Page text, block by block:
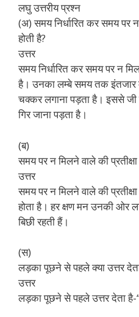
लघु उत्तरीय प्रश्न
(अ) समय निर्धारित कर समय पर
होती है?
उत्तर
समय निर्धारित कर समय पर न
है। उनका लम्बे समय तक इंतजार
चक्कर लगाना पड़ता है। इससे
गिर जाना पड़ता है।
(ब)
समय पर न मिलने वाले की
उत्तर
समय पर न मिलने वाले की
होता है। हर क्षण मन उनकी ओर
बिछी रहती हैं।
(स)
लड़का पूछने से पहले क्या उत्तर
उत्तर
लड़का पूछने से पहले उत्तर देता है-